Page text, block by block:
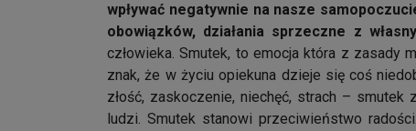
wpływać negatywnie na nasze
obowiązków, działania sprzeczne z
człowieka. Smutek, to emocja która z zasady
znak, że w życiu opiekuna dzieje się coś
złość, zaskoczenie, niechęć, strach –
ludzi. Smutek stanowi przeciwieństwo